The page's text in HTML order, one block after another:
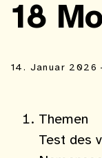
18
14. Januar 2026
Themen
Test des